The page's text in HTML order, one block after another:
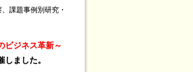
課題事例別研究・
ビジネス革新～
しました。